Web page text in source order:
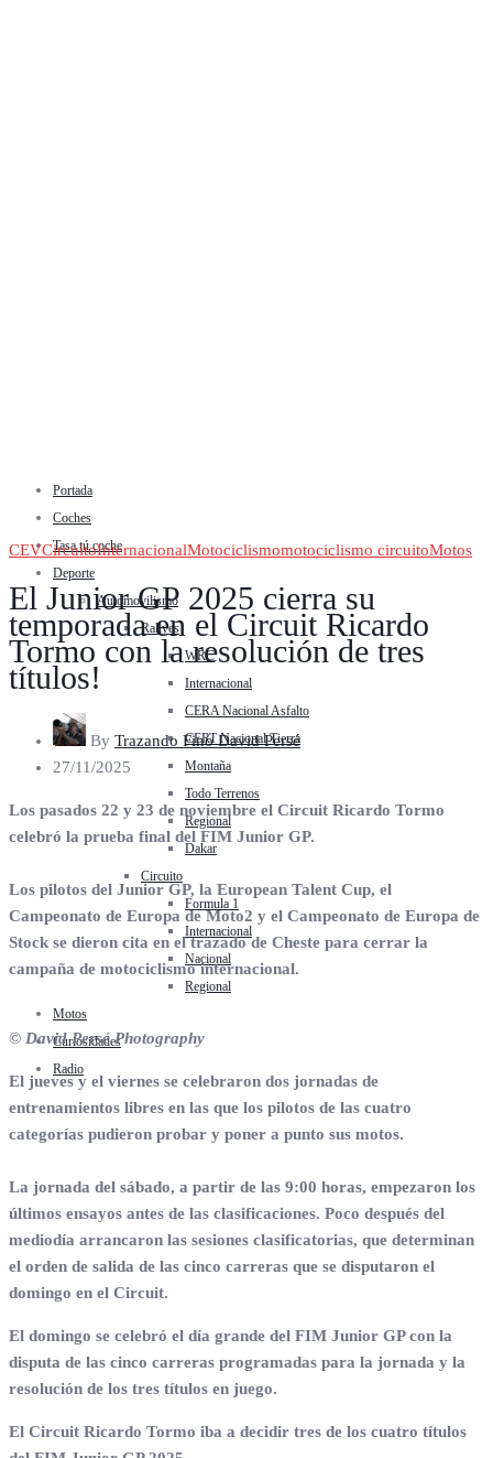
Portada
Coches
Tasa tú coche
Deporte
Automovilismo
Rallyes
WRC
Internacional
CERA Nacional Asfalto
CERT Nacional Tierra
Montaña
Todo Terrenos
Regional
Dakar
Circuito
Formula 1
Internacional
Nacional
Regional
Motos
Curiosidades
Radio
CEVCircuitoInternacionalMotociclismomotociclismo circuitoMotos
El Junior GP 2025 cierra su
temporada en el Circuit Ricardo
Tormo con la resolución de tres
títulos!
By Trazando Fino David Persé
27/11/2025
Los pasados 22 y 23 de noviembre el Circuit Ricardo Tormo
celebró la prueba final del FIM Junior GP.
Los pilotos del Junior GP, la European Talent Cup, el
Campeonato de Europa de Moto2 y el Campeonato de Europa de
Stock se dieron cita en el trazado de Cheste para cerrar la
campaña de motociclismo internacional.
© David Persé Photography
El jueves y el viernes se celebraron dos jornadas de
entrenamientos libres en las que los pilotos de las cuatro
categorías pudieron probar y poner a punto sus motos.
La jornada del sábado, a partir de las 9:00 horas, empezaron los
últimos ensayos antes de las clasificaciones. Poco después del
mediodía arrancaron las sesiones clasificatorias, que determinan
el orden de salida de las cinco carreras que se disputaron el
domingo en el Circuit.
El domingo se celebró el día grande del FIM Junior GP con la
disputa de las cinco carreras programadas para la jornada y la
resolución de los tres títulos en juego.
El Circuit Ricardo Tormo iba a decidir tres de los cuatro títulos